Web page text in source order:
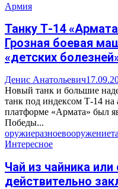
Армия
Танку Т-14
Грозная боевая
«детских
Денис Анатольевич
Новый танк и большие
танк под индексом Т-14 на
платформе «Армата» был
Победы...
оружиеразноевооружение
Интересное
Чай из чайника
действительно